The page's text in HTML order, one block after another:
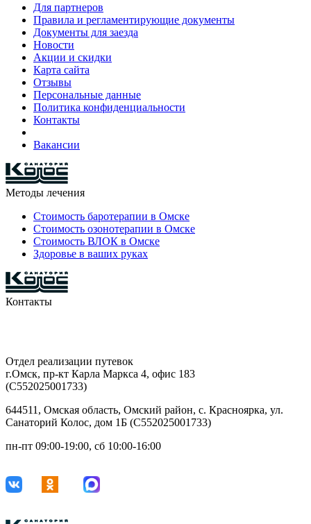
Для партнеров
Правила и регламентирующие документы
Документы для заезда
Новости
Акции и скидки
Карта сайта
Отзывы
Персональные данные
Политика конфиденциальности
Контакты
Вакансии
Методы лечения
Стоимость баротерапии в Омске
Стоимость озонотерапии в Омске
Стоимость ВЛОК в Омске
Здоровье в ваших руках
Контакты
Отдел реализации путевок
г.Омск, пр-кт Карла Маркса 4, офис 183
(С552025001733)
644511, Омская область, Омский район, с. Красноярка, ул.
Санаторий Колос, дом 1Б (С552025001733)
пн-пт 09:00-19:00, сб 10:00-16:00